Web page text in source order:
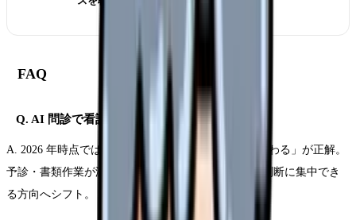
FAQ
Q. AI 問診で看護師の仕事は無くなる?
A. 2026 年時点では「無くならないが、業務構成が変わる」が正解。
予診・書類作業が減り、身体観察・患者教育・臨床判断に集中でき
る方向へシフト。